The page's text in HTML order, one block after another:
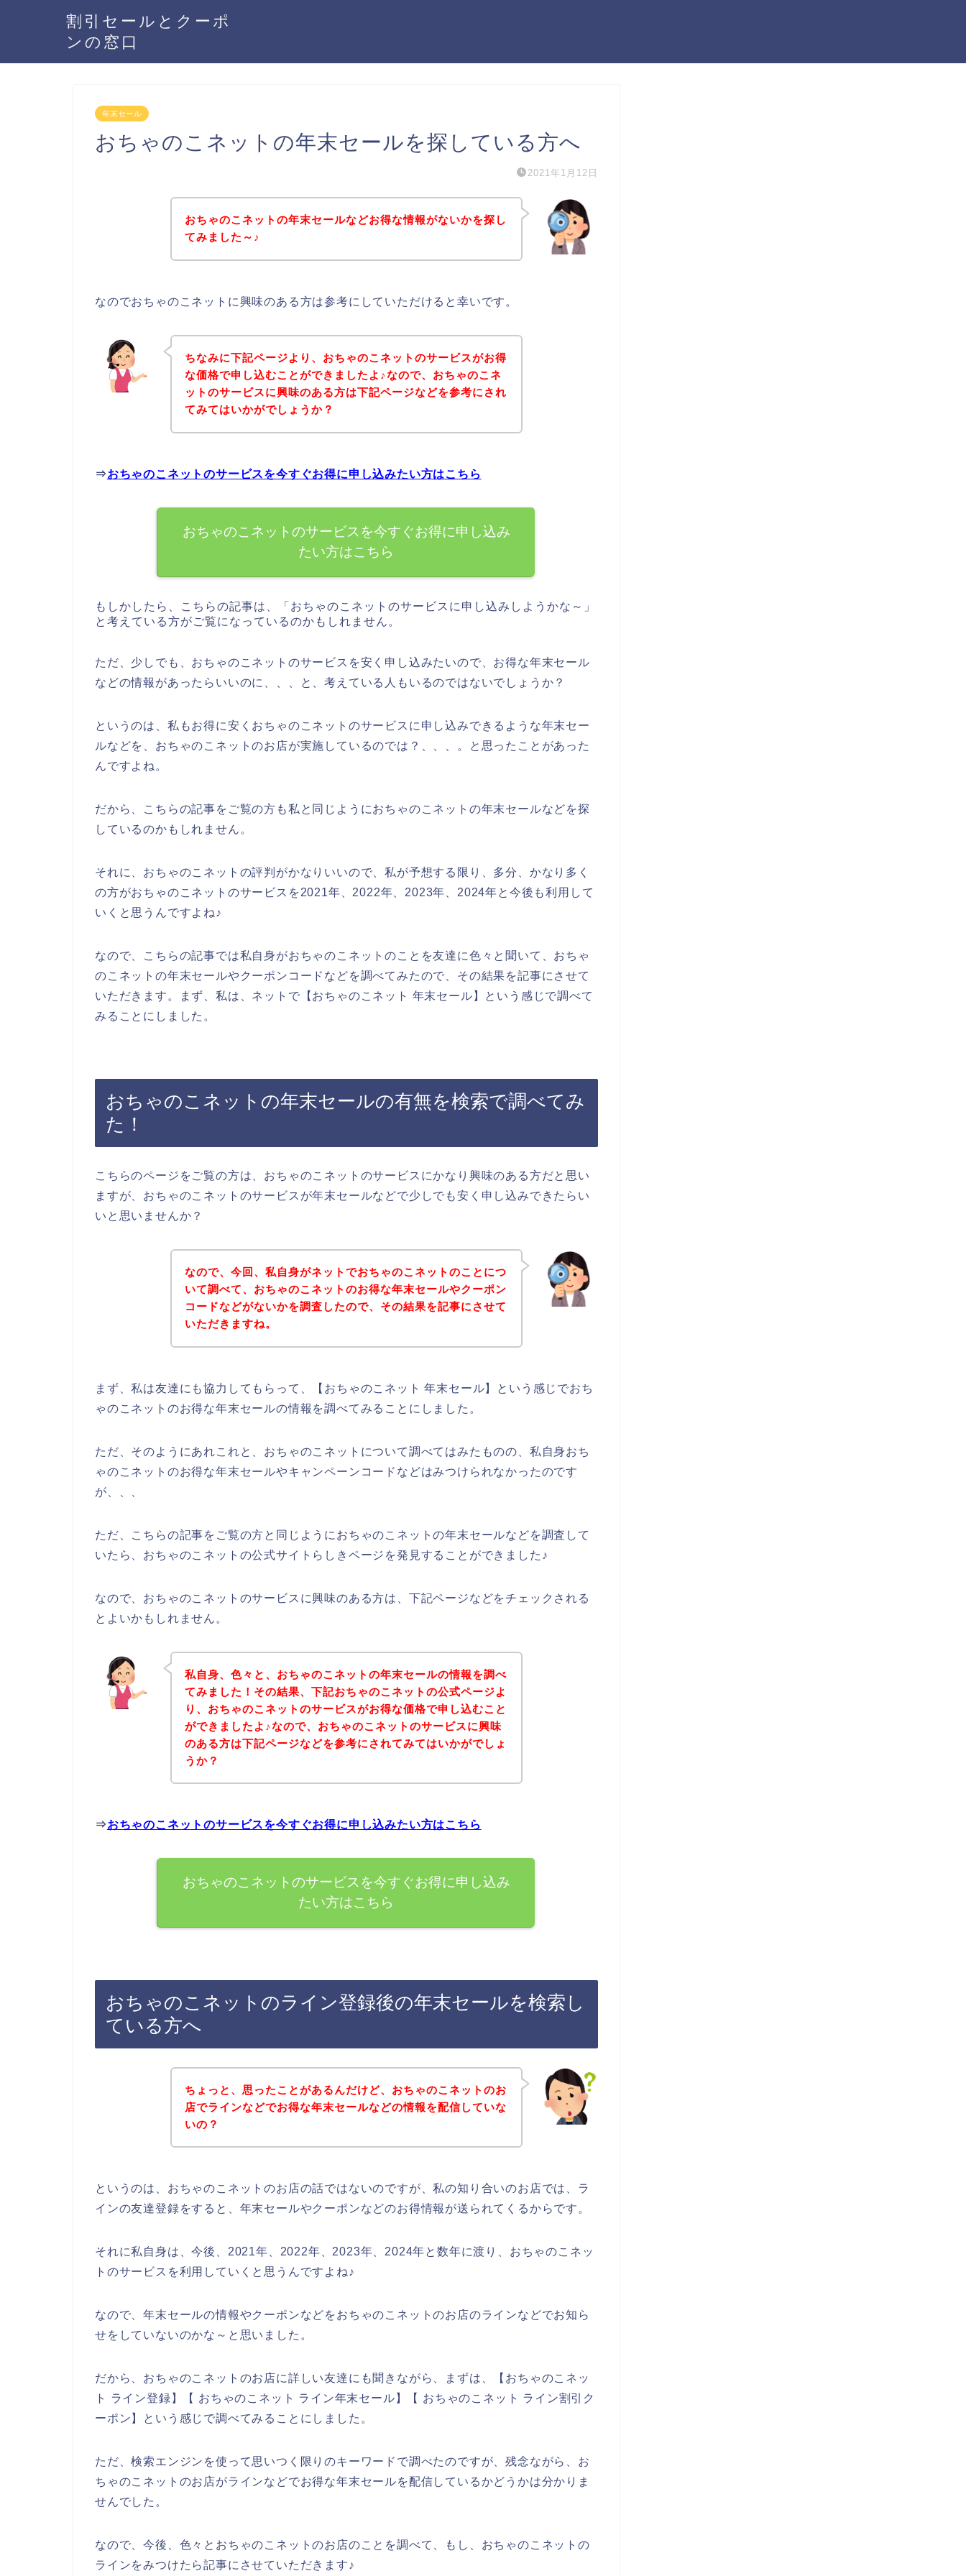
割引セールとクーポ
ンの窓口
年末セール
おちゃのこネットの年末セールを探している方へ
2021年1月12日
おちゃのこネットの年末セールなどお得な情報がないかを探し
てみました～♪
なのでおちゃのこネットに興味のある方は参考にしていただけると幸いです。
ちなみに下記ページより、おちゃのこネットのサービスがお得
な価格で申し込むことができましたよ♪なので、おちゃのこネ
ットのサービスに興味のある方は下記ページなどを参考にされ
てみてはいかがでしょうか？
⇒おちゃのこネットのサービスを今すぐお得に申し込みたい方はこちら
おちゃのこネットのサービスを今すぐお得に申し込み
たい方はこちら
もしかしたら、こちらの記事は、「おちゃのこネットのサービスに申し込みしようかな～」
と考えている方がご覧になっているのかもしれません。
ただ、少しでも、おちゃのこネットのサービスを安く申し込みたいので、お得な年末セール
などの情報があったらいいのに、、、と、考えている人もいるのではないでしょうか？
というのは、私もお得に安くおちゃのこネットのサービスに申し込みできるような年末セー
ルなどを、おちゃのこネットのお店が実施しているのでは？、、、。と思ったことがあった
んですよね。
だから、こちらの記事をご覧の方も私と同じようにおちゃのこネットの年末セールなどを探
しているのかもしれません。
それに、おちゃのこネットの評判がかなりいいので、私が予想する限り、多分、かなり多く
の方がおちゃのこネットのサービスを2021年、2022年、2023年、2024年と今後も利用して
いくと思うんですよね♪
なので、こちらの記事では私自身がおちゃのこネットのことを友達に色々と聞いて、おちゃ
のこネットの年末セールやクーポンコードなどを調べてみたので、その結果を記事にさせて
いただきます。まず、私は、ネットで【おちゃのこネット 年末セール】という感じで調べて
みることにしました。
おちゃのこネットの年末セールの有無を検索で調べてみ
た！
こちらのページをご覧の方は、おちゃのこネットのサービスにかなり興味のある方だと思い
ますが、おちゃのこネットのサービスが年末セールなどで少しでも安く申し込みできたらい
いと思いませんか？
なので、今回、私自身がネットでおちゃのこネットのことにつ
いて調べて、おちゃのこネットのお得な年末セールやクーポン
コードなどがないかを調査したので、その結果を記事にさせて
いただきますね。
まず、私は友達にも協力してもらって、【おちゃのこネット 年末セール】という感じでおち
ゃのこネットのお得な年末セールの情報を調べてみることにしました。
ただ、そのようにあれこれと、おちゃのこネットについて調べてはみたものの、私自身おち
ゃのこネットのお得な年末セールやキャンペーンコードなどはみつけられなかったのです
が、、、
ただ、こちらの記事をご覧の方と同じようにおちゃのこネットの年末セールなどを調査して
いたら、おちゃのこネットの公式サイトらしきページを発見することができました♪
なので、おちゃのこネットのサービスに興味のある方は、下記ページなどをチェックされる
とよいかもしれません。
私自身、色々と、おちゃのこネットの年末セールの情報を調べ
てみました！その結果、下記おちゃのこネットの公式ページよ
り、おちゃのこネットのサービスがお得な価格で申し込むこと
ができましたよ♪なので、おちゃのこネットのサービスに興味
のある方は下記ページなどを参考にされてみてはいかがでしょ
うか？
⇒おちゃのこネットのサービスを今すぐお得に申し込みたい方はこちら
おちゃのこネットのサービスを今すぐお得に申し込み
たい方はこちら
おちゃのこネットのライン登録後の年末セールを検索し
ている方へ
ちょっと、思ったことがあるんだけど、おちゃのこネットのお
店でラインなどでお得な年末セールなどの情報を配信していな
いの？
というのは、おちゃのこネットのお店の話ではないのですが、私の知り合いのお店では、ラ
インの友達登録をすると、年末セールやクーポンなどのお得情報が送られてくるからです。
それに私自身は、今後、2021年、2022年、2023年、2024年と数年に渡り、おちゃのこネッ
トのサービスを利用していくと思うんですよね♪
なので、年末セールの情報やクーポンなどをおちゃのこネットのお店のラインなどでお知ら
せをしていないのかな～と思いました。
だから、おちゃのこネットのお店に詳しい友達にも聞きながら、まずは、【おちゃのこネッ
ト ライン登録】【 おちゃのこネット ライン年末セール】【 おちゃのこネット ライン割引ク
ーポン】という感じで調べてみることにしました。
ただ、検索エンジンを使って思いつく限りのキーワードで調べたのですが、残念ながら、お
ちゃのこネットのお店がラインなどでお得な年末セールを配信しているかどうかは分かりま
せんでした。
なので、今後、色々とおちゃのこネットのお店のことを調べて、もし、おちゃのこネットの
ラインをみつけたら記事にさせていただきます♪